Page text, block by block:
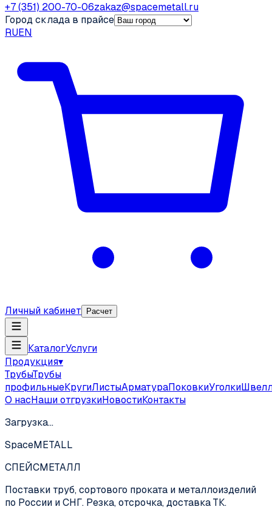
+7 (351) 200-70-06zakaz@spacemetall.ru
Город склада в прайсе
RUEN
Личный кабинет Расчет
КаталогУслуги
Продукция▾
ТрубыТрубы
профильныеКругиЛистыАрматураПоковкиУголки
О насНаши отгрузкиНовостиКонтакты
Загрузка…
SpaceMETALL
СПЕЙСМЕТАЛЛ
Поставки труб, сортового проката и металлоизделий
по России и СНГ. Резка, отсрочка, доставка ТК.